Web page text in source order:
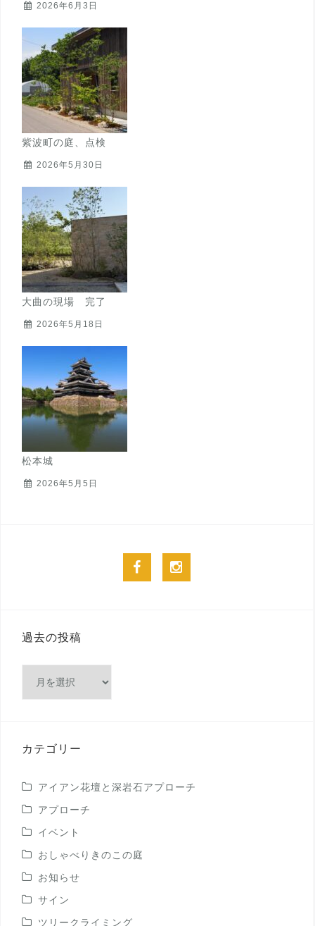
2026年6月3日
紫波町の庭、点検
2026年5月30日
大曲の現場 完了
2026年5月18日
松本城
2026年5月5日
facebook
過去の投稿
稿
カテゴリー
アイアン花壇と深岩石アプローチ
アプローチ
イベント
おしゃべりきのこの庭
お知らせ
サイン
ツリークライミング